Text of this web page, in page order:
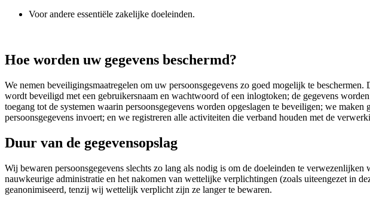
Voor andere essentiële zakelijke doeleinden.
Hoe worden uw gegevens beschermd?
We nemen beveiligingsmaatregelen om uw persoonsgegevens zo goed mogelijk te
wordt beveiligd met een gebruikersnaam en wachtwoord of een inlogtoken; de gegevens
toegang tot de systemen waarin persoonsgegevens worden opgeslagen te beveiligen; we
persoonsgegevens invoert; en we registreren alle activiteiten die verband houden met de
Duur van de gegevensopslag
Wij bewaren persoonsgegevens slechts zo lang als nodig is om de doeleinden te
nauwkeurige administratie en het nakomen van wettelijke verplichtingen (zoals uiteengezet
geanonimiseerd, tenzij wij wettelijk verplicht zijn ze langer te bewaren.